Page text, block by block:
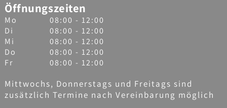
Öffnungszeiten
Mo
08:00 - 12:00
Di
08:00 - 12:00
Mi
08:00 - 12:00
Do
08:00 - 12:00
Fr
08:00 - 12:00
Mittwochs, Donnerstags und Freitags sind
zusätzlich Termine nach Vereinbarung möglich